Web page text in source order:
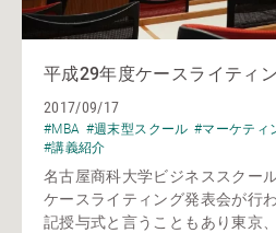
平成29年度ケースライティ
2017/09/17
#MBA #週末型スクール #マーケティ
#講義紹介
名古屋商科大学ビジネススクー
ケースライティング発表会が行
記授与式と言うこともあり東京